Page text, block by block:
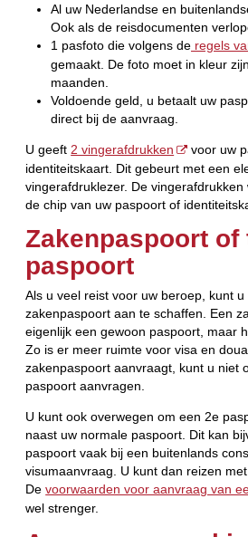
Al uw Nederlandse en
Ook als de reisdocumenten
1 pasfoto die volgens deregels
gemaakt. De foto moet in kleur
maanden.
Voldoende geld, u betaalt uw
direct bij de aanvraag.
U geeft 2 vingerafdrukken
voor uw
identiteitskaart. Dit gebeurt met een
vingerafdruklezer. De
de chip van uw paspoort of
Zakenpaspoort of
paspoort
Als u veel reist voor uw beroep, kunt
zakenpaspoort aan te schaffen. Een
eigenlijk een gewoon paspoort, maar
Zo is er meer ruimte voor visa en
zakenpaspoort aanvraagt, kunt u niet
paspoort aanvragen.
U kunt ook overwegen om een 2e
naast uw normale paspoort. Dit kan
paspoort vaak bij een buitenlands
visumaanvraag. U kunt dan reizen
Devoorwaarden voor aanvraag van
wel strenger.